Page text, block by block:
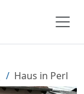
Haus in Perl